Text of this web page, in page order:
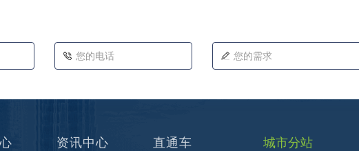
资讯中心 直通车 城市分站